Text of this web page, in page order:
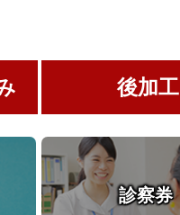
診察券
後加工